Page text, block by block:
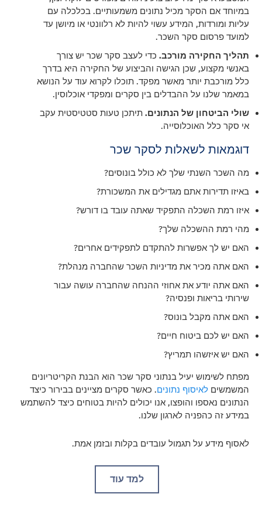
במיוחד אם הסקר מכיל נתונים משמעותיים. בכלכלה עם
עליות ומורדות, המידע עשוי להיות לא רלוונטי או מיושן עד
למועד פרסום סקר השכר.
תהליך החקירה מורכב. כדי לעצב סקר שכר יש צורך
באנשי מקצוע, שכן הגישה והביצוע של החקירה היא בדרך
כלל מורכבת יותר מאשר מפקד. תוכלו לקרוא עוד על הנושא
במאמר שלנו על ההבדלים בין סקרים ומפקדי אוכלוסין.
שולי הביטחון של הנתונים. תיתכן טעות סטטיסטית עקב
אי סקר כלל האוכלוסייה.
דוגמאות לשאלות לסקר שכר
מה השכר השנתי שלך לא כולל בונוסים?
באיזו תדירות אתם מגדילים את המשכורת?
איזו רמת השכלה התפקיד שאתה עובד בו דורש?
מהי רמת ההשכלה שלך?
האם יש לך אפשרות להתקדם לתפקידים אחרים?
האם אתה מכיר את מדיניות השכר שהחברה מנהלת?
האם אתה יודע את אחוזי ההנחה שהחברה עושה עבור
שירותי בריאות ופנסיה?
האם אתה מקבל בונוס?
האם יש לכם ביטוח חיים?
האם יש איזשהו תמריץ?
מפתח לשימוש יעיל בנתוני סקר שכר הוא הבנת הקריטריונים
המשמשיםלאיסוף נתונים. כאשר סקרים מציינים בבירור כיצד
הנתונים נאספו והופצו, אנו יכולים להיות בטוחים כיצד להשתמש
במידע זה כהפניה לארגון שלנו.
לאסוף מידע על תגמול עובדים בקלות ובזמן אמת.
למד עוד